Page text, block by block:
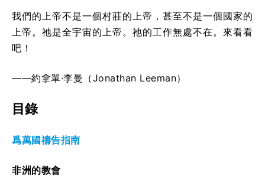
我們的上帝不是一個村莊的上帝，甚至不是一個國家的
上帝。祂是全宇宙的上帝。祂的工作無處不在。來看看
吧！
——約拿單·李曼（Jonathan Leeman）
目錄
爲萬國禱告指南
非洲的教會